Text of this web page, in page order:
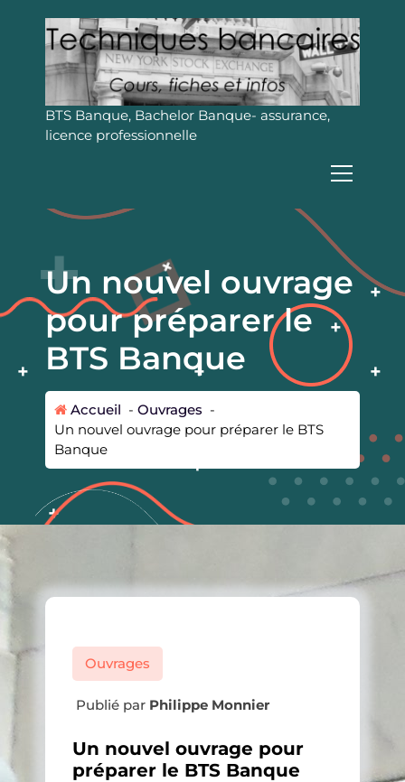
BTS Banque, Bachelor Banque- assurance,
licence professionnelle
Un nouvel ouvrage
pour préparer le
BTS Banque
Accueil - Ouvrages -
Un nouvel ouvrage pour préparer le BTS
Banque
Ouvrages
Publié par Philippe Monnier
Un nouvel ouvrage pour
préparer le BTS Banque